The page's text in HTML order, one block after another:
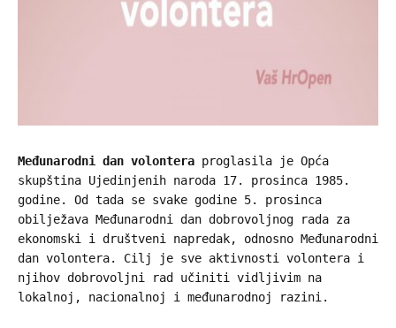
Međunarodni dan volontera proglasila je Opća
skupština Ujedinjenih naroda 17. prosinca 1985.
godine. Od tada se svake godine 5. prosinca
obilježava Međunarodni dan dobrovoljnog rada za
ekonomski i društveni napredak, odnosno Međunarodni
dan volontera. Cilj je sve aktivnosti volontera i
njihov dobrovoljni rad učiniti vidljivim na
lokalnoj, nacionalnoj i međunarodnoj razini.